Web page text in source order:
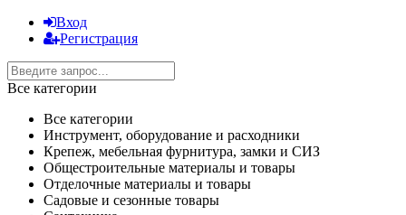
Вход
Регистрация
Все категории
Все категории
Инструмент, оборудование и расходники
Крепеж, мебельная фурнитура, замки и СИЗ
Общестроительные материалы и товары
Отделочные материалы и товары
Садовые и сезонные товары